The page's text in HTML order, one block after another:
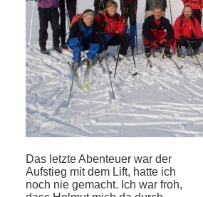
Das letzte Abenteuer war der
Aufstieg mit dem Lift, hatte ich
noch nie gemacht. Ich war froh,